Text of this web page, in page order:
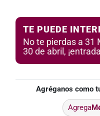
TE PUEDE
No te pierdas a 31
30 de abril,
Agréganos como
Agrega